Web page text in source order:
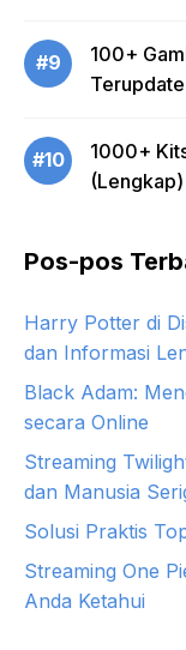
#9
100+
#10
1000+
(Lengkap)
Pos-pos
Harry Potter di
dan Informasi
Black Adam:
secara Online
Streaming
dan Manusia
Solusi Praktis
Streaming One
Anda Ketahui